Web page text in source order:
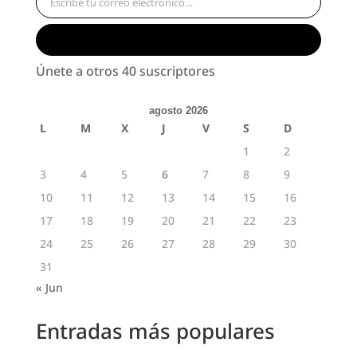
Únete a otros 40 suscriptores
agosto 2026
L M X J V S
D
1
2
3
4 5 6 7 8
9
10
11 12 13 14 15
16
17
18 19 20 21 22
23
24
25 26 27 28 29
30
31
« Jun
Entradas más populares